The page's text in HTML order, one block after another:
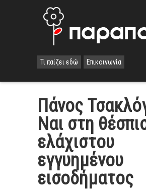
Τι παίζει εδώ Επικοινωνία
Πάνος
Ναι στη
ελάχιστου
εγγυημένου
εισοδήματος